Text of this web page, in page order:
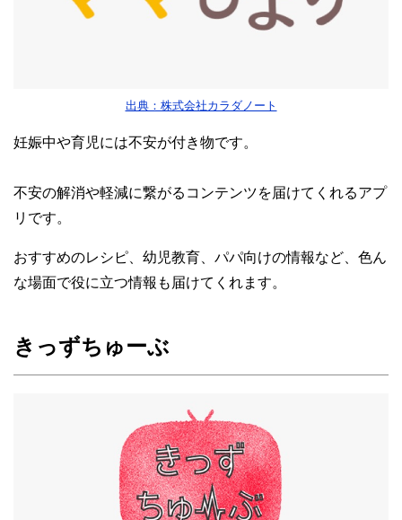
出典：株式会社カラダノート
妊娠中や育児には不安が付き物です。
不安の解消や軽減に繋がるコンテンツを届けてくれるアプ
リです。
おすすめのレシピ、幼児教育、パパ向けの情報など、色ん
な場面で役に立つ情報も届けてくれます。
きっずちゅーぶ